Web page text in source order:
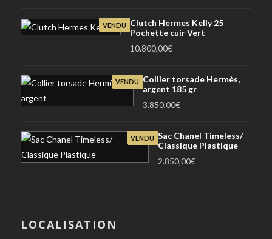
VENDU
Clutch Hermes Kelly 25
Pochette cuir Vert
10.800,00€
VENDU
Collier torsade Hermès,
argent 185 gr
3.850,00€
VENDU Sac Chanel Timeless/
Classique Plastique
2.850,00€
LOCALISATION